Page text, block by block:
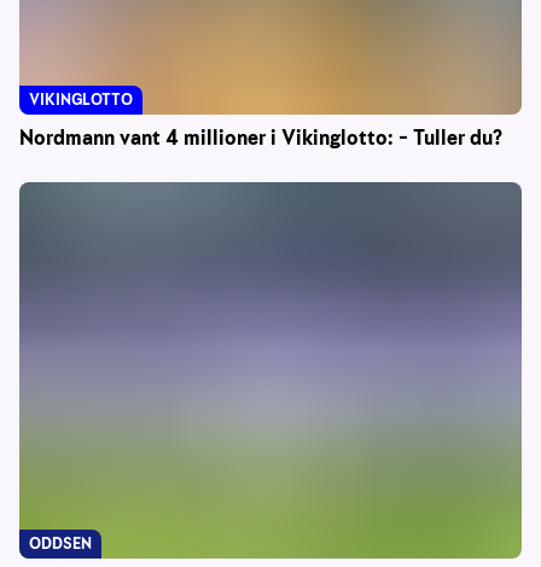
Nordmann vant 4 millioner i Vikinglotto: – Tuller du?
VIKINGLOTTO
ODDSEN